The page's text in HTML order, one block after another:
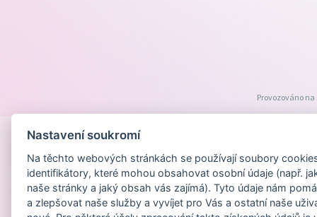
Provozováno
Nastavení soukromí
Na těchto webových stránkách se používají soubory
identifikátory, které mohou obsahovat osobní údaje (např.
naše stránky a jaký obsah vás zajímá). Tyto údaje nám
a zlepšovat naše služby a vyvíjet pro Vás a ostatní naše